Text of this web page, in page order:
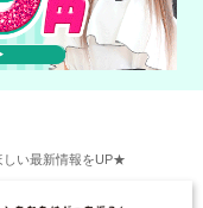
しい最新情報をUP★